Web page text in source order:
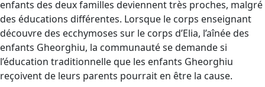
enfants des deux familles deviennent très proches, malgré
des éducations différentes. Lorsque le corps enseignant
découvre des ecchymoses sur le corps d’Elia, l’aînée des
enfants Gheorghiu, la communauté se demande si
l’éducation traditionnelle que les enfants Gheorghiu
reçoivent de leurs parents pourrait en être la cause.